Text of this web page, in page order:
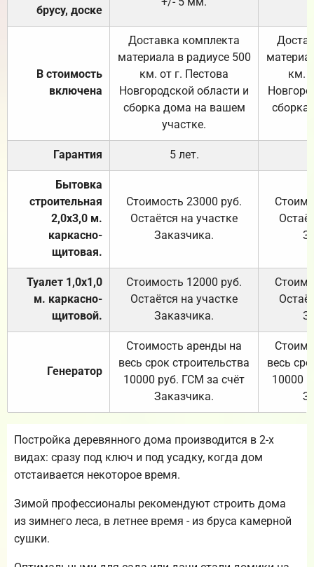
брусу, доске
В стоимость
включена
Доставка комплекта
материала в радиусе 500
км. от г. Пестова
Новгородской области и
сборка дома на вашем
участке.
км.
Гарантия 5 лет.
Бытовка
строительная
2,0х3,0 м.
каркасно-
щитовая.
Стоимость 23000 руб.
Остаётся на участке
Заказчика.
Туалет 1,0х1,0
м. каркасно-
щитовой.
Стоимость 12000 руб.
Остаётся на участке
Заказчика.
Генератор
Стоимость аренды на
весь срок строительства
10000 руб. ГСМ за счёт
Заказчика.
весь
10000
Постройка деревянного дома производится в 2-х
видах: сразу под ключ и под усадку, когда дом
отстаивается некоторое время.
Зимой профессионалы рекомендуют строить дома
из зимнего леса, в летнее время - из бруса камерной
сушки.